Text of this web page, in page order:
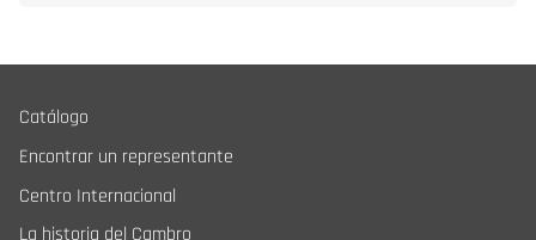
Catálogo
Encontrar un representante
Centro Internacional
La historia del Cambro